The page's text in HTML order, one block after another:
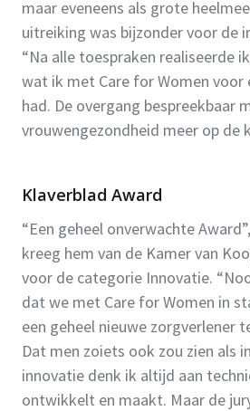
maar eveneens als grote
uitreiking was bijzonder voor de
“Na alle toespraken realiseerde
wat ik met Care for Women voor
had. De overgang bespreekbaar
vrouwengezondheid meer op de
Klaverblad Award
“Een geheel onverwachte
kreeg hem van de Kamer van
voor de categorie Innovatie.
dat we met Care for Women in
een geheel nieuwe zorgverlener
Dat men zoiets ook zou zien als
innovatie denk ik altijd aan
ontwikkelt en maakt. Maar de